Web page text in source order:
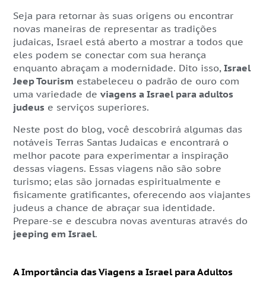
Seja para retornar às suas origens ou encontrar
novas maneiras de representar as tradições
judaicas, Israel está aberto a mostrar a todos que
eles podem se conectar com sua herança
enquanto abraçam a modernidade. Dito isso, Israel
Jeep Tourism estabeleceu o padrão de ouro com
uma variedade de viagens a Israel para adultos
judeus e serviços superiores.
Neste post do blog, você descobrirá algumas das
notáveis Terras Santas Judaicas e encontrará o
melhor pacote para experimentar a inspiração
dessas viagens. Essas viagens não são sobre
turismo; elas são jornadas espiritualmente e
fisicamente gratificantes, oferecendo aos viajantes
judeus a chance de abraçar sua identidade.
Prepare-se e descubra novas aventuras através do
jeeping em Israel.
A Importância das Viagens a Israel para Adultos